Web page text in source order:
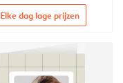
Elke dag lage prijzen